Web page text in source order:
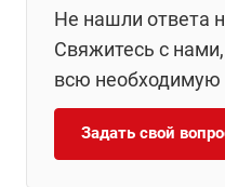
Не нашли ответа
Свяжитесь с
всю
Задать свой